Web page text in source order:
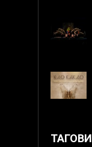
ТАГОВИ